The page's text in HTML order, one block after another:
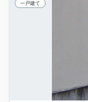
一戸建て